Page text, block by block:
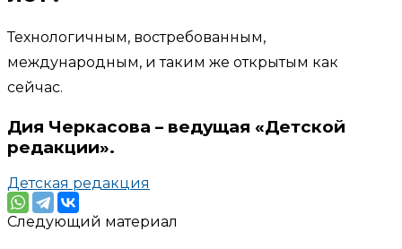
Технологичным, востребованным,
международным, и таким же открытым как
сейчас.
Дия Черкасова – ведущая «Детской
редакции».
Детская редакция
Следующий материал